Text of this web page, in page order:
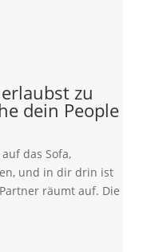
zu
dein People
das Sofa,
und in dir drin ist
räumt auf. Die